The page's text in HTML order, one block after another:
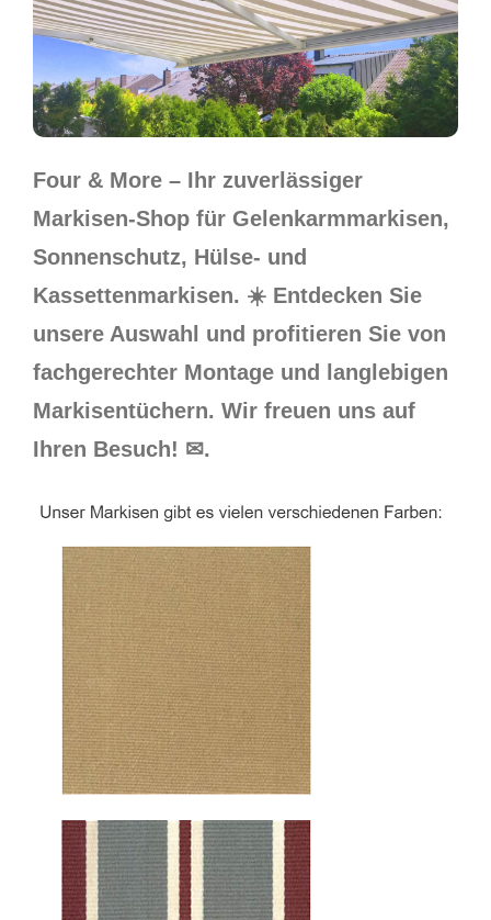
Four & More – Ihr zuverlässiger
Markisen-Shop für Gelenkarmmarkisen,
Sonnenschutz, Hülse- und
Kassettenmarkisen. ☀️ Entdecken Sie
unsere Auswahl und profitieren Sie von
fachgerechter Montage und langlebigen
Markisentüchern. Wir freuen uns auf
Ihren Besuch! ✉.